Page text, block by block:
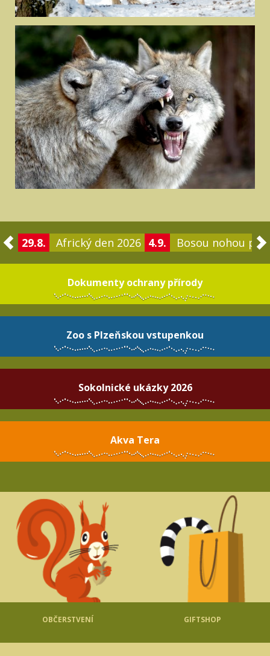
29.8. Africký den 2026 4.9. Bosou nohou po
Dokumenty ochrany přírody
Zoo s Plzeňskou vstupenkou
Sokolnické ukázky 2026
Akva Tera
OBČERSTVENÍ GIFTSHOP